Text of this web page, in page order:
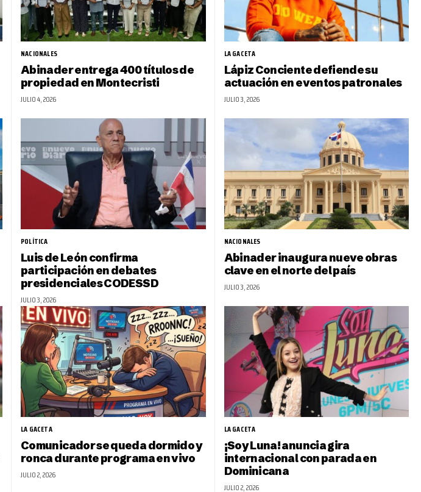
NACIONALES
Abinader entrega 400 títulos de
propiedad en Montecristi
JULIO 4, 2026
LA GACETA
Lápiz Conciente defiende su
actuación en eventos patronales
JULIO 3, 2026
POLÍTICA
Luis de León confirma
participación en debates
presidenciales CODESSD
JULIO 3, 2026
NACIONALES
Abinader inaugura nueve obras
clave en el norte del país
JULIO 3, 2026
LA GACETA
Comunicador se queda dormido y
ronca durante programa en vivo
JULIO 2, 2026
LA GACETA
¡Soy Luna! anuncia gira
internacional con parada en
Dominicana
JULIO 2, 2026